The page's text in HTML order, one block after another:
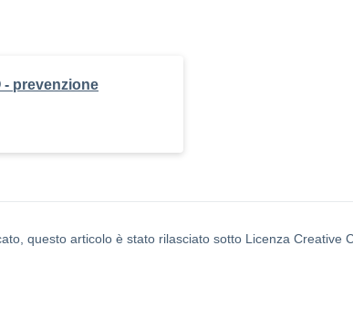
- prevenzione
questo articolo è stato rilasciato sotto Licenza Creative